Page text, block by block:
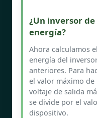
¿Un inversor de
energía?
Ahora calculamos
energía del
anteriores. Para
el valor máximo
voltaje de salida
se divide por el
dispositivo.